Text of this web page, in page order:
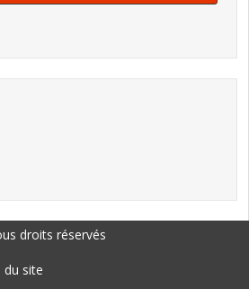
droits réservés
du site